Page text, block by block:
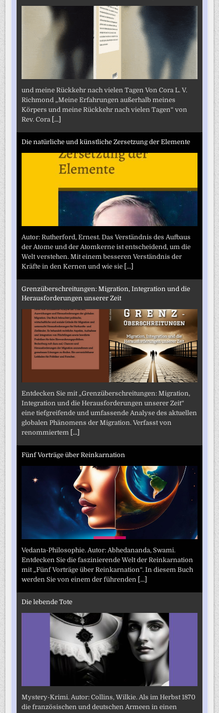
und meine Rückkehr nach vielen Tagen Von Cora L. V.
Richmond „Meine Erfahrungen außerhalb meines
Körpers und meine Rückkehr nach vielen Tagen“ von
Rev. Cora [...]
Die natürliche und künstliche Zersetzung der Elemente
Autor: Rutherford, Ernest. Das Verständnis des Aufbaus
der Atome und der Atomkerne ist entscheidend, um die
Welt verstehen. Mit einem besseren Verständnis der
Kräfte in den Kernen und wie sie [...]
Grenzüberschreitungen: Migration, Integration und die
Herausforderungen unserer Zeit
Entdecken Sie mit „Grenzüberschreitungen: Migration,
Integration und die Herausforderungen unserer Zeit“
eine tiefgreifende und umfassende Analyse des aktuellen
globalen Phänomens der Migration. Verfasst von
renommiertem [...]
Fünf Vorträge über Reinkarnation
Vedanta-Philosophie. Autor: Abhedananda, Swami.
Entdecken Sie die faszinierende Welt der Reinkarnation
mit „Fünf Vorträge über Reinkarnation“. In diesem Buch
werden Sie von einem der führenden [...]
Die lebende Tote
Mystery-Krimi. Autor: Collins, Wilkie. Als im Herbst 1870
die französischen und deutschen Armeen in einen